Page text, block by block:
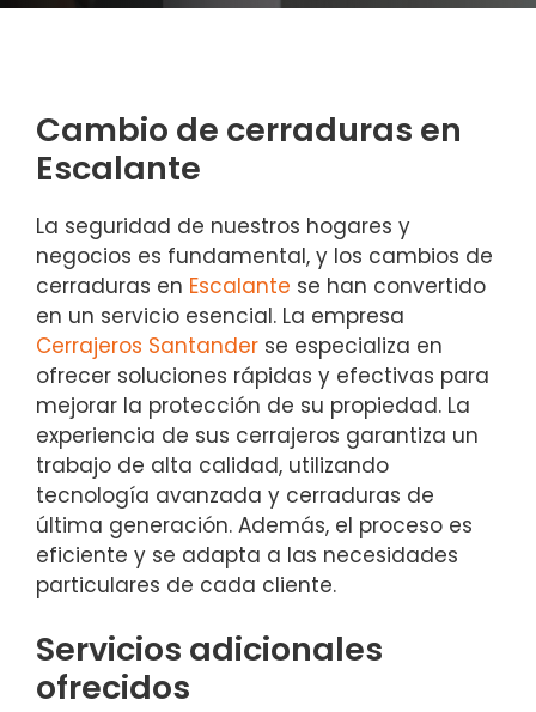
Cambio de cerraduras en
Escalante
La seguridad de nuestros hogares y
negocios es fundamental, y los cambios de
cerraduras en Escalante se han convertido
en un servicio esencial. La empresa
Cerrajeros Santander se especializa en
ofrecer soluciones rápidas y efectivas para
mejorar la protección de su propiedad. La
experiencia de sus cerrajeros garantiza un
trabajo de alta calidad, utilizando
tecnología avanzada y cerraduras de
última generación. Además, el proceso es
eficiente y se adapta a las necesidades
particulares de cada cliente.
Servicios adicionales
ofrecidos